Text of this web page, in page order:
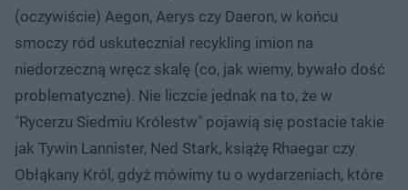
(oczywiście) Aegon, Aerys czy Daeron, w końcu
smoczy ród uskuteczniał recykling imion na
niedorzeczną wręcz skalę (co, jak wiemy, bywało dość
problematyczne). Nie liczcie jednak na to, że w
"Rycerzu Siedmiu Królestw" pojawią się postacie takie
jak Tywin Lannister, Ned Stark, książę Rhaegar czy
Obłąkany Król, gdyż mówimy tu o wydarzeniach, które